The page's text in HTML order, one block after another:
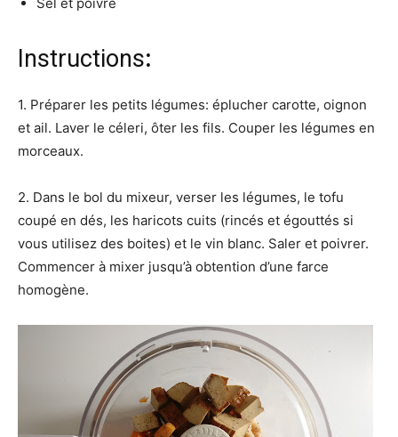
Instructions:
1. Préparer les petits légumes: éplucher carotte, oignon
et ail. Laver le céleri, ôter les fils. Couper les légumes en
morceaux.
2. Dans le bol du mixeur, verser les légumes, le tofu
coupé en dés, les haricots cuits (rincés et égouttés si
vous utilisez des boites) et le vin blanc. Saler et poivrer.
Commencer à mixer jusqu’à obtention d’une farce
homogène.